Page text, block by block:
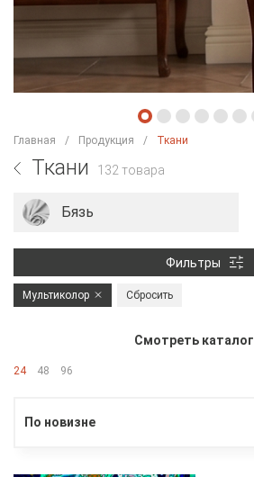
Главная Продукция Ткани
Ткани 132 товара
Бязь
Фильтры
Мультиколор Сбросить
Смотреть каталог
24 48 96
По новизне